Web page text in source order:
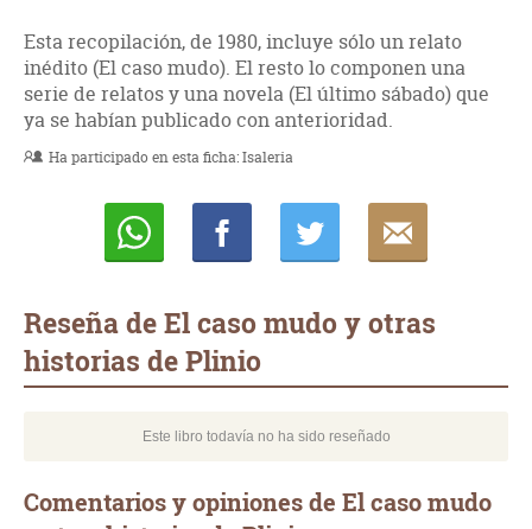
Esta recopilación, de 1980, incluye sólo un relato
inédito (El caso mudo). El resto lo componen una
serie de relatos y una novela (El último sábado) que
ya se habían publicado con anterioridad.
Ha participado en esta ficha:Isaleria
Reseña de El caso mudo y otras
historias de Plinio
Este libro todavía no ha sido reseñado
Comentarios y opiniones de El caso mudo